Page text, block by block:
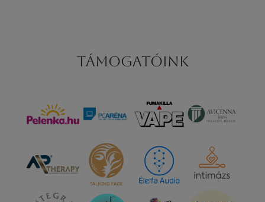
Támogatóink